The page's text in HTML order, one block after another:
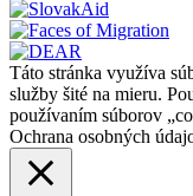
Táto stránka využíva
služby šité na mieru.
používaním súborov
Ochrana osobných